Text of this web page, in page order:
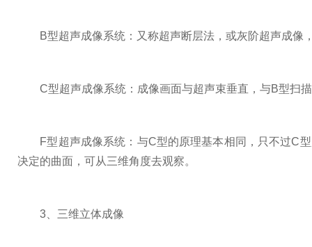
B型超声成像系统：又称超声断层法，或灰阶超声成像
C型超声成像系统：成像画面与超声束垂直，与B型扫描
F型超声成像系统：与C型的原理基本相同，只不过C型
决定的曲面，可从三维角度去观察。
3、三维立体成像